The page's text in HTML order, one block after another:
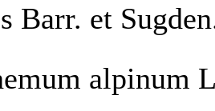
Barr. et
alpinum